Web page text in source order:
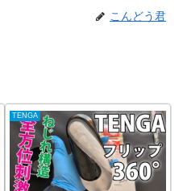
こんどう君
TENGA